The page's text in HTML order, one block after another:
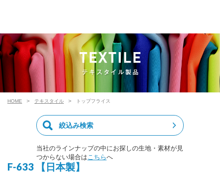
HOME テキスタイル トップフライス
絞込み検索
当社のラインナップの中にお探しの生地・素材が見
つからない場合はこちらへ
F-633 【日本製】